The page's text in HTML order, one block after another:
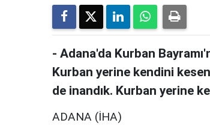
- Adana'da Kurban
Kurban yerine kendini
de inandık. Kurban yerine
ADANA (İHA)